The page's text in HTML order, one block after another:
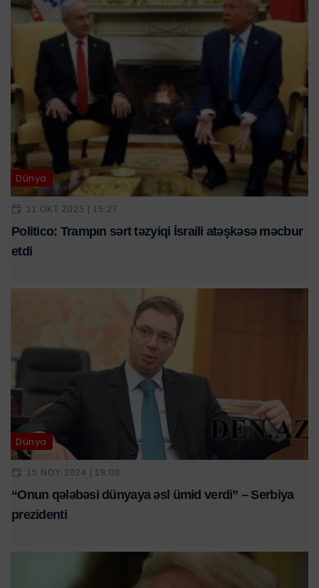
Dünya
11 OKT 2025 | 15:27
Politico: Trampın sərt təzyiqi İsraili atəşkəsə məcbur
etdi
Dünya
15 NOY 2024 | 18:00
“Onun qələbəsi dünyaya əsl ümid verdi” – Serbiya
prezidenti